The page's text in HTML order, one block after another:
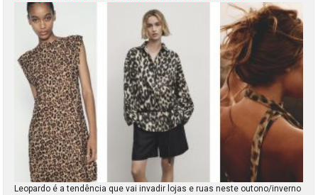
Leopardo é a tendência que vai invadir lojas e ruas neste outono/inverno